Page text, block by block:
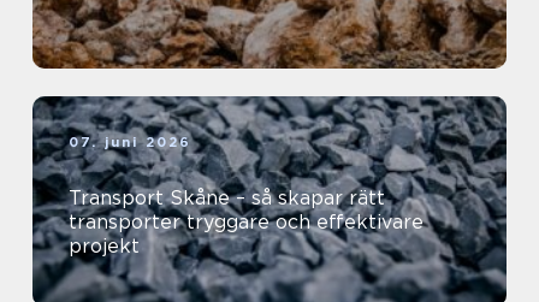
07. juni 2026
Transport Skåne – så skapar rätt
transporter tryggare och effektivare
projekt